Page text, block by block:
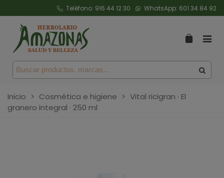
Teléfono: 916 44 12 30 WhatsApp: 601 34 84 92
Inicio > Cosmética e higiene > Vital ricigran · El
granero integral · 250 ml